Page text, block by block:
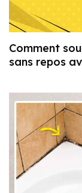
Comment
sans repos